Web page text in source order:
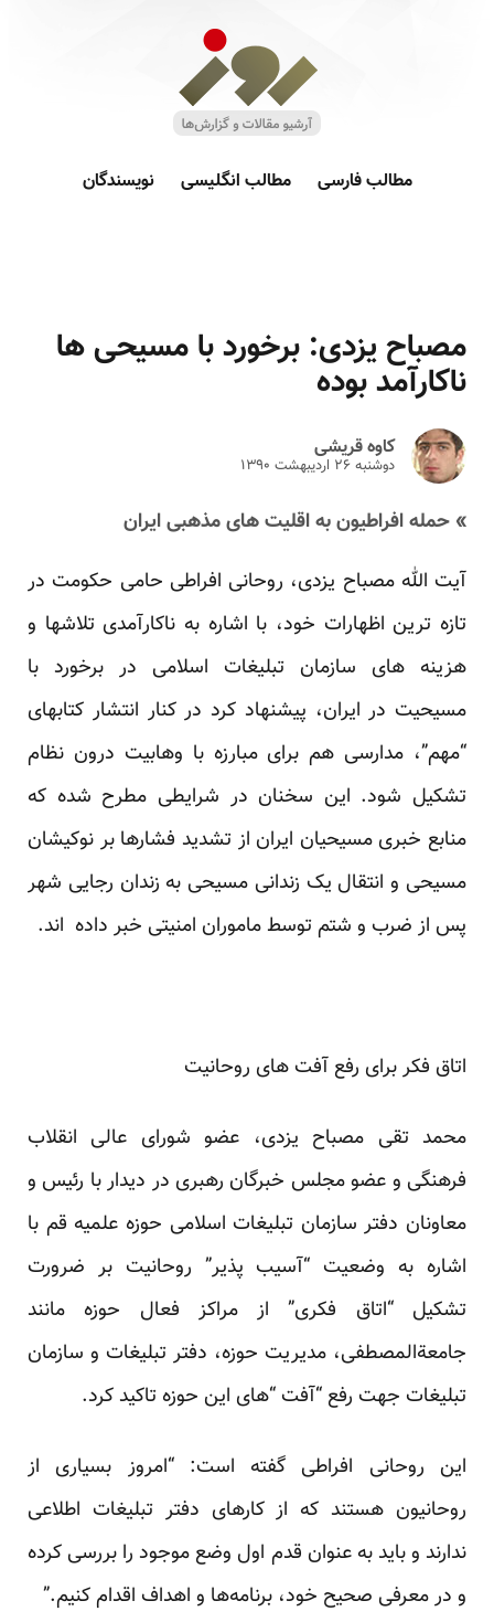
مطالب فارسی مطالب انگلیسی نویسندگان
مصباح یزدی: برخورد با مسیحی ها
ناکارآمد بوده
کاوه قریشی
دوشنبه ۲۶ ارديبهشت ۱۳۹۰
» حمله افراطیون به اقلیت های مذهبی ایران
آیت الله مصباح یزدی، روحانی افراطی حامی حکومت در
تازه ترین اظهارات خود، با اشاره به ناکارآمدی تلاشها و
هزینه های سازمان تبلیغات اسلامی در برخورد با
مسیحیت در ایران، پیشنهاد کرد در کنار انتشار کتابهای
“مهم”، مدارسی هم برای مبارزه با وهابیت درون نظام
تشکیل شود. این سخنان در شرایطی مطرح شده که
منابع خبری مسیحیان ایران از تشدید فشارها بر نوکیشان
مسیحی و انتقال یک زندانی مسیحی به زندان رجایی شهر
پس از ضرب و شتم توسط ماموران امنیتی خبر داده اند.
اتاق فکر برای رفع آفت های روحانیت
محمد تقی مصباح یزدی، عضو شورای عالی انقلاب
فرهنگی و عضو مجلس خبرگان رهبری در دیدار با رئیس و
معاونان دفتر سازمان تبلیغات اسلامی حوزه علمیه قم با
اشاره به وضعیت “آسیب پذیر” روحانیت بر ضرورت
تشکیل “اتاق فکری” از مراکز فعال حوزه مانند
جامعةالمصطفی، مدیریت حوزه، دفتر تبلیغات و سازمان
تبلیغات جهت رفع “آفت “های این حوزه تاکید کرد.
این روحانی افراطی گفته است: “امروز بسیاری از
روحانیون هستند که از کارهای دفتر تبلیغات اطلاعی
ندارند و باید به عنوان قدم اول وضع موجود را بررسی کرده
و در معرفی صحیح خود، برنامه‌ها و اهداف اقدام کنیم.”